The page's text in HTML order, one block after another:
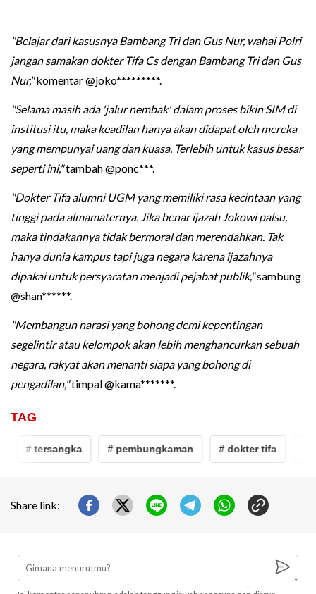
"Belajar dari kasusnya Bambang Tri dan Gus Nur, wahai Polri
jangan samakan dokter Tifa Cs dengan Bambang Tri dan Gus
Nur,"komentar @joko*********.
"Selama masih ada 'jalur nembak' dalam proses bikin SIM di
institusi itu, maka keadilan hanya akan didapat oleh mereka
yang mempunyai uang dan kuasa. Terlebih untuk kasus besar
seperti ini,"tambah @ponc***.
"Dokter Tifa alumni UGM yang memiliki rasa kecintaan yang
tinggi pada almamaternya. Jika benar ijazah Jokowi palsu,
maka tindakannya tidak bermoral dan merendahkan. Tak
hanya dunia kampus tapi juga negara karena ijazahnya
dipakai untuk persyaratan menjadi pejabat publik,"sambung
@shan******.
"Membangun narasi yang bohong demi kepentingan
segelintir atau kelompok akan lebih menghancurkan sebuah
negara, rakyat akan menanti siapa yang bohong di
pengadilan,"timpal @kama*******.
TAG
# tersangka # pembungkaman # dokter tifa
Share link: